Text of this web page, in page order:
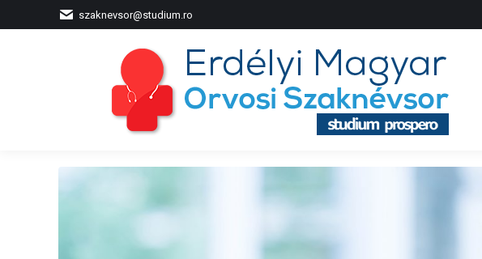
szaknevsor@studium.ro